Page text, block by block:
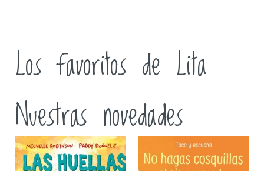
Los favoritos de Lita
Nuestras novedades